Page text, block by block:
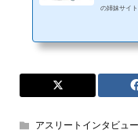
の姉妹サイ
アスリートインタビュー